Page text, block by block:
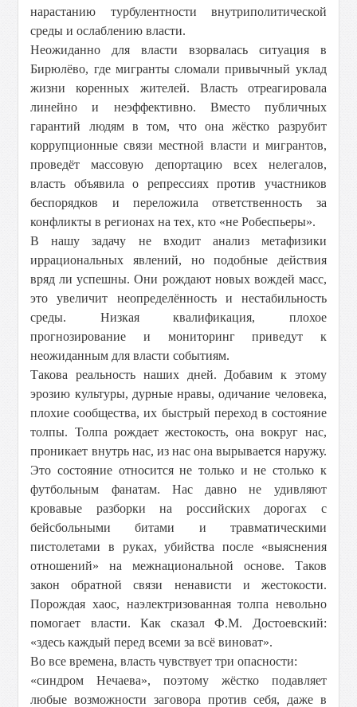
нарастанию турбулентности внутриполитической
среды и ослаблению власти.
Неожиданно для власти взорвалась ситуация в
Бирюлёво, где мигранты сломали привычный уклад
жизни коренных жителей. Власть отреагировала
линейно и неэффективно. Вместо публичных
гарантий людям в том, что она жёстко разрубит
коррупционные связи местной власти и мигрантов,
проведёт массовую депортацию всех нелегалов,
власть объявила о репрессиях против участников
беспорядков и переложила ответственность за
конфликты в регионах на тех, кто «не Робеспьеры».
В нашу задачу не входит анализ метафизики
иррациональных явлений, но подобные действия
вряд ли успешны. Они рождают новых вождей масс,
это увеличит неопределённость и нестабильность
среды. Низкая квалификация, плохое
прогнозирование и мониторинг приведут к
неожиданным для власти событиям.
Такова реальность наших дней. Добавим к этому
эрозию культуры, дурные нравы, одичание человека,
плохие сообщества, их быстрый переход в состояние
толпы. Толпа рождает жестокость, она вокруг нас,
проникает внутрь нас, из нас она вырывается наружу.
Это состояние относится не только и не столько к
футбольным фанатам. Нас давно не удивляют
кровавые разборки на российских дорогах с
бейсбольными битами и травматическими
пистолетами в руках, убийства после «выяснения
отношений» на межнациональной основе. Таков
закон обратной связи ненависти и жестокости.
Порождая хаос, наэлектризованная толпа невольно
помогает власти. Как сказал Ф.М. Достоевский:
«здесь каждый перед всеми за всё виноват».
Во все времена, власть чувствует три опасности:
«синдром Нечаева», поэтому жёстко подавляет
любые возможности заговора против себя, даже в